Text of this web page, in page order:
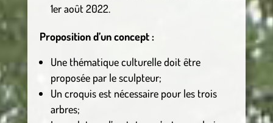
1er août 2022.
Proposition d’un concept :
Une thématique culturelle doit être
proposée par le sculpteur;
Un croquis est nécessaire pour les trois
arbres;